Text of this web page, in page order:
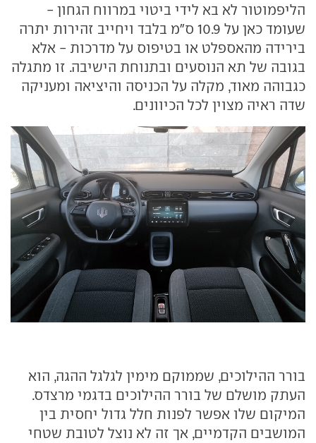
הליפמוטור לא בא לידי ביטוי במרווח הגחון -
שעומד כאן על 10.9 ס"מ בלבד ויחייב זהירות יתרה
בירידה מהאספלט או בטיפוס על מדרכות - אלא
בגובה של תא הנוסעים ובתנוחת הישיבה. זו מתגלה
כגבוהה מאוד, מקלה על הכניסה והיציאה ומעניקה
שדה ראיה מצוין לכל הכיוונים.
בורר ההילוכים, שממוקם מימין לגלגל ההגה, הוא
העתק מושלם של בורר ההילוכים בדגמי מרצדס.
המיקום שלו אפשר לפנות חלל גדול יחסית בין
המושבים הקדמיים, אך זה לא נוצל לטובת שטחי